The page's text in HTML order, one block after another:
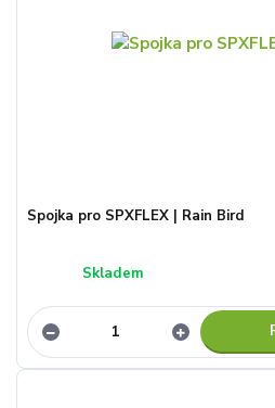
Spojka pro SPXFLEX | Rain Bird
Skladem